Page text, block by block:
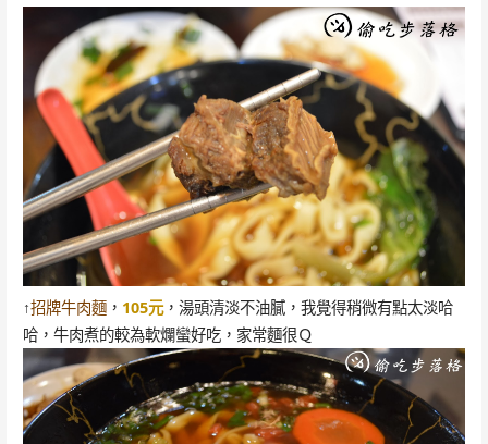
↑招牌牛肉麵， 105元，湯頭清淡不油膩，我覺得稍微有點太淡哈
哈，牛肉煮的較為軟爛蠻好吃，家常麵很Ｑ